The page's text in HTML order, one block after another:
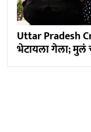
Uttar Pradesh
भेटायला गेला; मुलं